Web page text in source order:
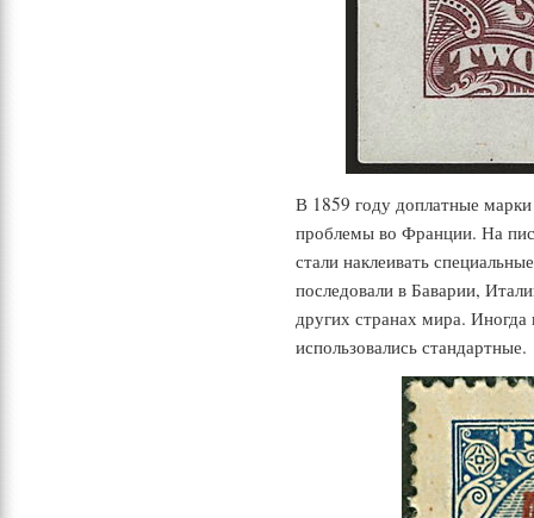
В 1859 году доплатные
проблемы во Франции. На
стали наклеивать
последовали в Баварии,
других странах мира. Иногда
использовались стандартные.